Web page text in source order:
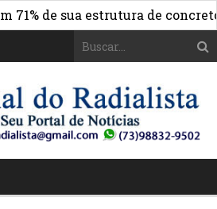
de sua estrutura de concreto